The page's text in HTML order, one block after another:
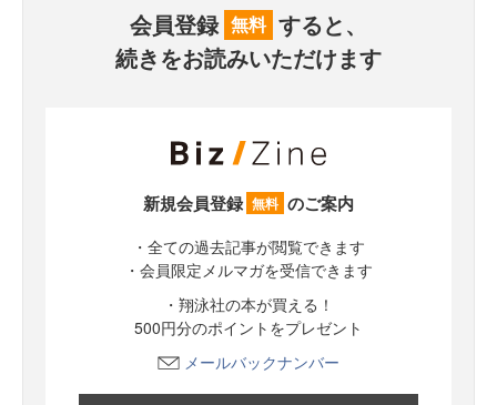
会員登録 無料 すると、
続きをお読みいただけます
新規会員登録 無料 のご案内
・全ての過去記事が閲覧できます
・会員限定メルマガを受信できます
・翔泳社の本が買える！
500円分のポイントをプレゼント
メールバックナンバー